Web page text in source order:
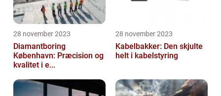
28 november 2023
Diamantboring
København: Præcision og
kvalitet i e...
28 november 2023
Kabelbakker: Den skjulte
helt i kabelstyring